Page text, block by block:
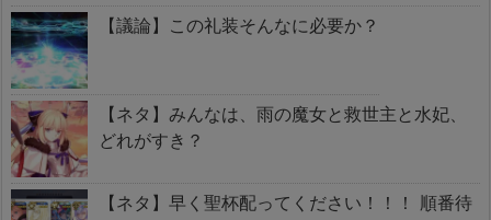
【議論】この礼装そんなに必要か？
【ネタ】みんなは、雨の魔女と救世主と水妃、
どれがすき？
【ネタ】早く聖杯配ってください！！！ 順番待